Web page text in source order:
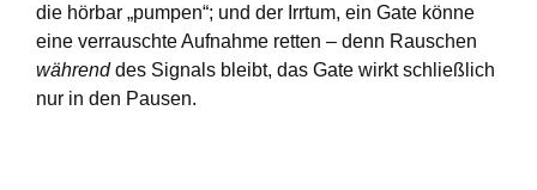
die hörbar „pumpen“; und der Irrtum, ein Gate könne
eine verrauschte Aufnahme retten – denn Rauschen
währenddes Signals bleibt, das Gate wirkt schließlich
nur in den Pausen.